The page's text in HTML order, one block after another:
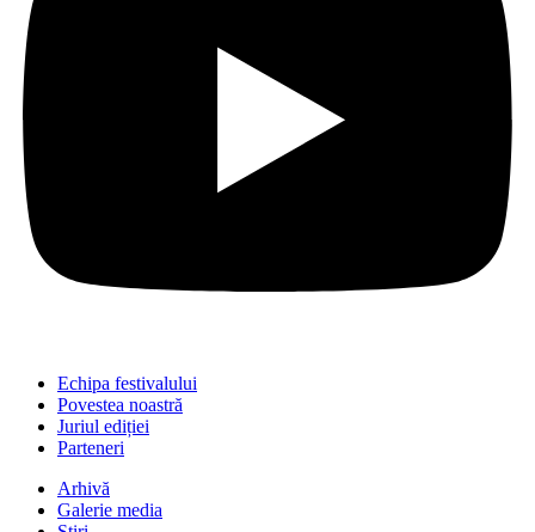
Echipa festivalului
Povestea noastră
Juriul ediției
Parteneri
Arhivă
Galerie media